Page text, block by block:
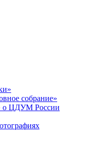
собрание»
о ЦДУМ России